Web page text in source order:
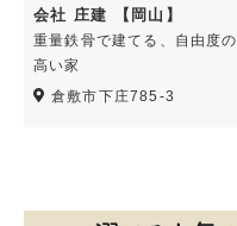
会社 庄建 【岡山】
重量鉄骨で建てる、自由度の
高い家
倉敷市下庄785-3